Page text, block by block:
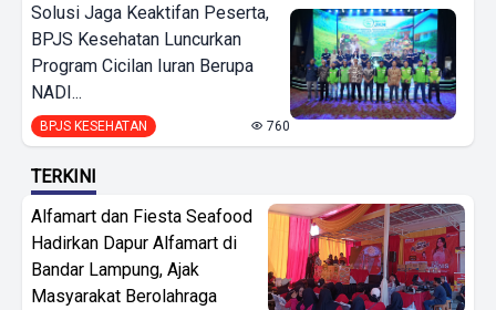
Solusi Jaga Keaktifan Peserta,
BPJS Kesehatan Luncurkan
Program Cicilan Iuran Berupa
NADI...
BPJS KESEHATAN 760
TERKINI
Alfamart dan Fiesta Seafood
Hadirkan Dapur Alfamart di
Bandar Lampung, Ajak
Masyarakat Berolahraga